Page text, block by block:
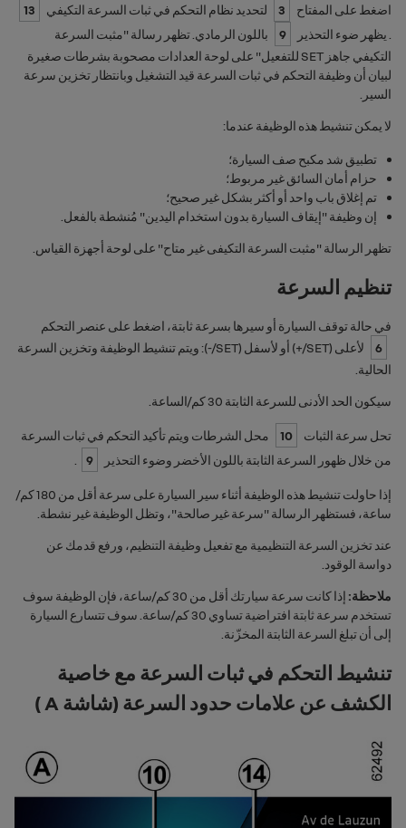
اضغط على المفتاح 3 لتحديد ‏‫نظام التحكم في ثبات السرعة التكيفي
13
. يظهر ضوء التحذير
9 باللون الرمادي. تظهر رسالة "مثبت السرعة
التكيفي جاهز SET للتفعيل
" على لوحة العدادات مصحوبة بشرطات صغيرة
لبيان أن وظيفة التحكم في ثبات السرعة قيد التشغيل وبانتظار تخزين سرعة
السير.
لا يمكن تنشيط هذه الوظيفة عندما:
تطبيق شد مكبح صف السيارة؛
حزام أمان السائق غير مربوط؛
تم إغلاق باب واحد أو أكثر بشكل غير صحيح؛
إن وظيفة "‏‫إيقاف السيارة بدون استخدام اليدين" مُنشطة بالفعل.
تظهر الرسالة "مثبت السرعة التكيفى غير متاح" على لوحة أجهزة القياس.
تنظيم السرعة
في حالة توقف السيارة أو سيرها بسرعة ثابتة، اضغط على عنصر التحكم
6
لأعلى (SET/+ ) أو لأسفل (SET/- ): ويتم تنشيط الوظيفة وتخزين السرعة
الحالية.
سيكون الحد الأدنى للسرعة الثابتة 30 كم/الساعة.
تحل سرعة الثبات 10
محل الشرطات ويتم تأكيد التحكم في ثبات السرعة
من خلال ظهور السرعة الثابتة باللون الأخضر وضوء التحذير
9
إذا حاولت تنشيط هذه الوظيفة أثناء سير السيارة على سرعة أقل من 180 كم/
ساعة، فستظهر الرسالة "سرعة غير صالحة"، وتظل الوظيفة غير نشطة.
عند تخزين السرعة التنظيمية مع تفعيل وظيفة التنظيم، ورفع قدمك عن
دواسة الوقود.
ملاحظة:
إذا كانت سرعة سيارتك أقل من 30 كم/ساعة، فإن الوظيفة سوف
تستخدم سرعة ثابتة افتراضية تساوي 30 كم/ساعة. سوف تتسارع السيارة
إلى أن تبلغ السرعة الثابتة المخزّنة.
تنشيط التحكم في ثبات السرعة مع خاصية
الكشف عن علامات حدود السرعة (شاشة A )